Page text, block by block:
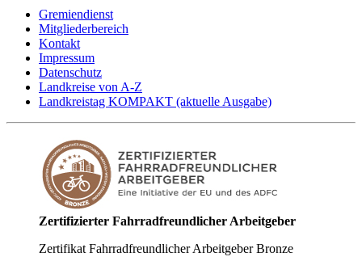
Gremiendienst
Mitgliederbereich
Kontakt
Impressum
Datenschutz
Landkreise von A-Z
Landkreistag KOMPAKT (aktuelle Ausgabe)
Zertifizierter Fahrradfreundlicher Arbeitgeber
Zertifikat Fahrradfreundlicher Arbeitgeber Bronze